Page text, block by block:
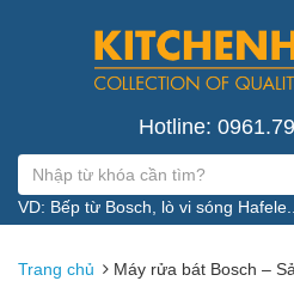
Hotline:
VD: Bếp từ Bosch, lò vi sóng
Trang chủ Máy rửa bát Bosch –